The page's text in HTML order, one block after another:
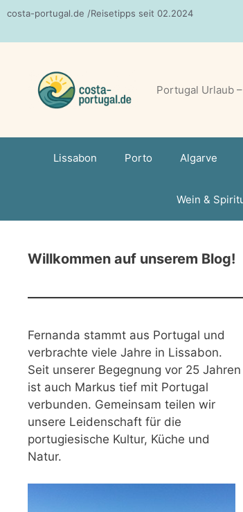
Zum
springen
costa-portugal.de /Reisetipps seit 02.2024
Portugal Urlaub
Lissabon Porto Algarve
Wein &
Willkommen auf unserem Blog!
Fernanda stammt aus Portugal und
verbrachte viele Jahre in Lissabon.
Seit unserer Begegnung vor 25 Jahren
ist auch Markus tief mit Portugal
verbunden. Gemeinsam teilen wir
unsere Leidenschaft für die
portugiesische Kultur, Küche und
Natur.